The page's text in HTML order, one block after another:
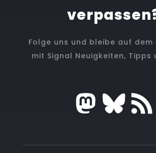
Folge uns und bleibe auf dem
mit Signal Neuigkeiten, Tipps